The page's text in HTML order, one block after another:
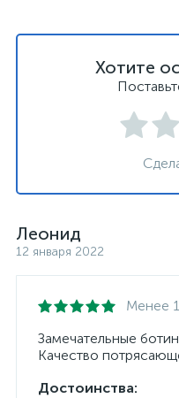
Хотите
Леонид
12 января 2022
Менее
Замечательные
Качество
Достоинства: